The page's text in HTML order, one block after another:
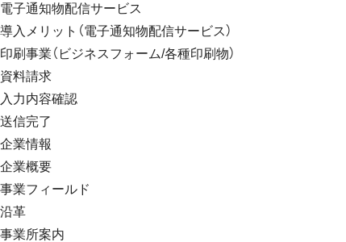
電子通知物配信サービス
導入メリット（電子通知物配信サービス）
印刷事業（ビジネスフォーム/各種印刷物）
資料請求
入力内容確認
送信完了
企業情報
企業概要
事業フィールド
沿革
事業所案内